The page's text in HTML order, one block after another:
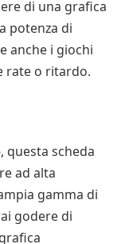
di una grafica
potenza di
anche i giochi
rate o ritardo.
questa scheda
ad alta
gamma di
godere di